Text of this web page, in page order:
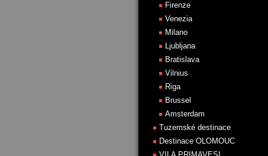
Firenze
Venezia
Milano
Ljubljana
Bratislava
Vilnius
Riga
Brussel
Amsterdam
Tuzemské destinace
Destinace OLOMOUC